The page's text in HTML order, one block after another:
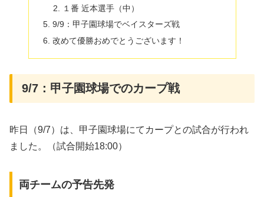
１番 近本選手（中）
9/9：甲子園球場でベイスターズ戦
改めて優勝おめでとうございます！
9/7：甲子園球場でのカープ戦
昨日（9/7）は、甲子園球場にてカープとの試合が行われ
ました。（試合開始18:00）
両チームの予告先発